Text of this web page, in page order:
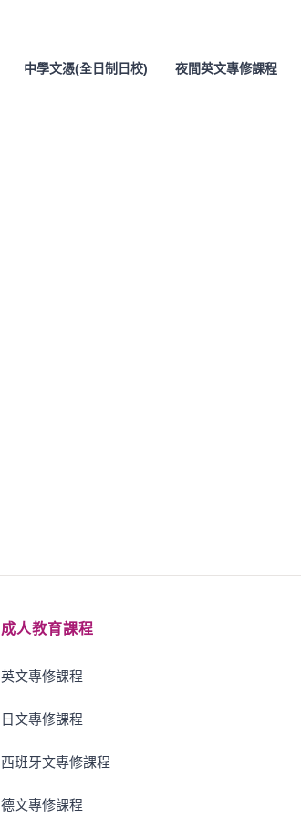
中學文憑(全日制日校) 夜間英文專修課程
成人教育課程
英文專修課程
日文專修課程
西班牙文專修課程
德文專修課程